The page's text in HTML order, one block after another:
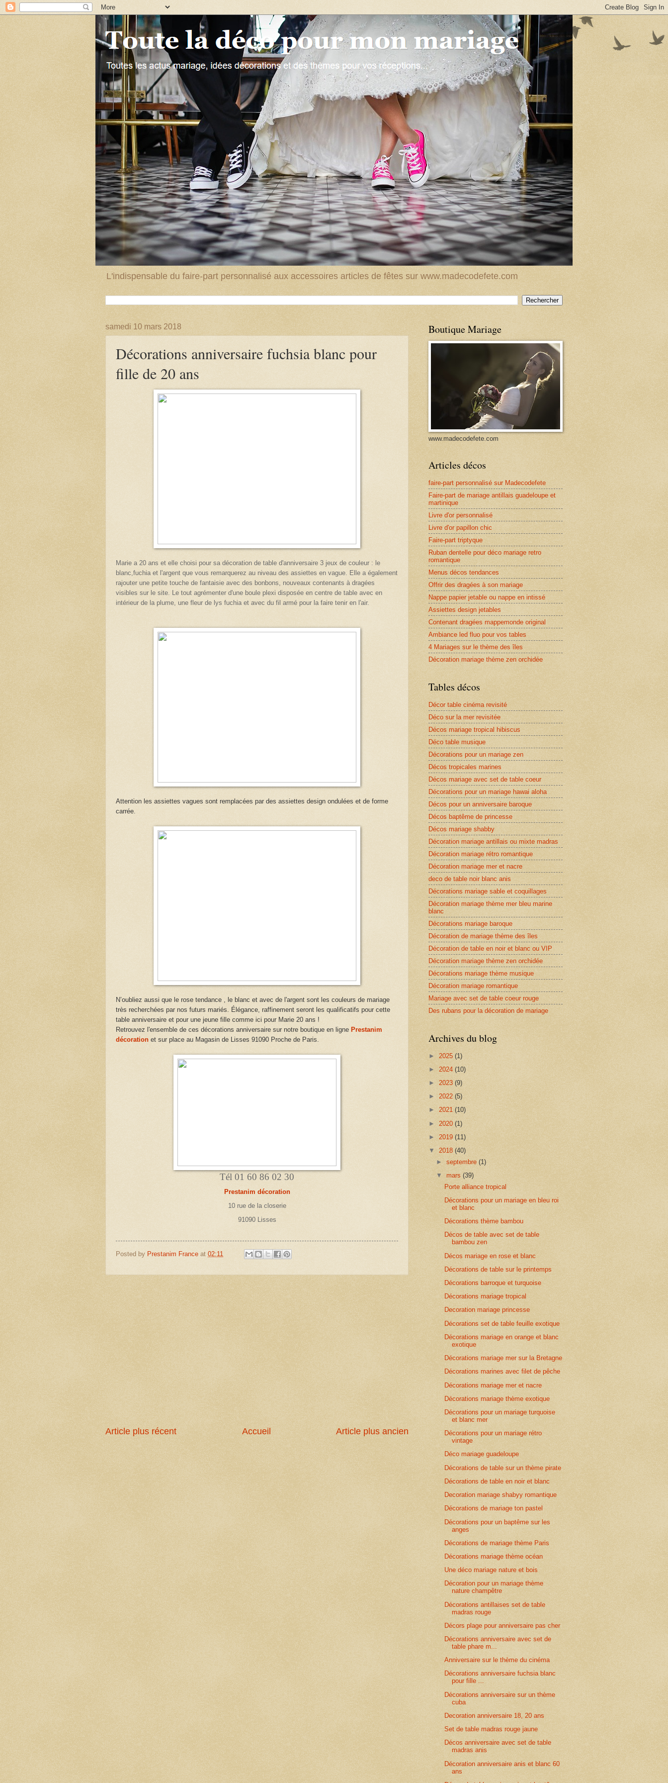
L'indispensable du faire-part personnalisé aux accessoires articles de fêtes sur www.madecodefete.com
samedi 10 mars 2018
Décorations anniversaire fuchsia blanc pour
fille de 20 ans
Marie a 20 ans et elle choisi pour sa décoration de table d'anniversaire 3 jeux de couleur : le
blanc,fuchia et l'argent que vous remarquerez au niveau des assiettes en vague . Elle a également
rajouter une petite touche de fantaisie avec des bonbons, nouveaux contenants à dragées
visibles sur le site. Le tout agrémenter d'une boule plexi disposée en centre de table avec en
intérieur de la plume, une fleur de lys fuchia et avec du fil armé pour la faire tenir en l'air.
Attention les assiettes vagues sont remplacées par des assiettes design ondulées et de forme
carrée.
N’oubliez aussi que le rose tendance , le blanc et avec de l'argent sont les couleurs de mariage
très recherchées par nos futurs mariés. Élégance, raffinement seront les qualificatifs pour cette
table anniversaire et pour une jeune fille comme ici pour Marie 20 ans !
Retrouvez l'ensemble de ces décorations anniversaire sur notre boutique en ligne Prestanim
décoration et sur place au Magasin de Lisses 91090 Proche de Paris.
Tél 01 60 86 02 30
Prestanim décoration
10 rue de la closerie
91090 Lisses
Posted by Prestanim France at 02:11
Article plus récent Article plus ancien
Accueil
Boutique Mariage
www.madecodefete.com
Articles décos
faire-part personnalisé sur Madecodefete
Faire-part de mariage antillais guadeloupe et
martinique
Livre d'or personnalisé
Livre d'or papillon chic
Faire-part triptyque
Ruban dentelle pour déco mariage retro
romantique
Menus décos tendances
Offrir des dragées à son mariage
Nappe papier jetable ou nappe en intissé
Assiettes design jetables
Contenant dragées mappemonde original
Ambiance led fluo pour vos tables
4 Mariages sur le thème des îles
Décoration mariage thème zen orchidée
Tables décos
Décor table cinéma revisité
Déco sur la mer revisitée
Décos mariage tropical hibiscus
Déco table musique
Décorations pour un mariage zen
Décos tropicales marines
Décos mariage avec set de table coeur
Décorations pour un mariage hawai aloha
Décos pour un anniversaire baroque
Décos baptême de princesse
Décos mariage shabby
Décoration mariage antillais ou mixte madras
Décoration mariage rétro romantique
Décoration mariage mer et nacre
deco de table noir blanc anis
Décorations mariage sable et coquillages
Décoration mariage thème mer bleu marine
blanc
Décorations mariage baroque
Décoration de mariage thème des îles
Décoration de table en noir et blanc ou VIP
Décoration mariage thème zen orchidée
Décorations mariage thème musique
Décoration mariage romantique
Mariage avec set de table coeur rouge
Des rubans pour la décoration de mariage
Archives du blog
► 2025 (1)
► 2024 (10)
► 2023 (9)
► 2022 (5)
► 2021 (10)
► 2020 (1)
► 2019 (11)
▼ 2018 (40)
►septembre(1)
▼mars(39)
Porte alliance tropical
Décorations pour un mariage en bleu roi
et blanc
Décorations thème bambou
Décos de table avec set de table
bambou zen
Décos mariage en rose et blanc
Décorations de table sur le printemps
Décorations barroque et turquoise
Décorations mariage tropical
Decoration mariage princesse
Décorations set de table feuille exotique
Décorations mariage en orange et blanc
exotique
Décorations mariage mer sur la Bretagne
Décorations marines avec filet de pêche
Décorations mariage mer et nacre
Décorations mariage thème exotique
Décorations pour un mariage turquoise
et blanc mer
Décorations pour un mariage rétro
vintage
Déco mariage guadeloupe
Décorations de table sur un thème pirate
Décorations de table en noir et blanc
Decoration mariage shabyy romantique
Décorations de mariage ton pastel
Décorations pour un baptême sur les
anges
Décorations de mariage thème Paris
Décorations mariage thème océan
Une déco mariage nature et bois
Décoration pour un mariage thème
nature champêtre
Décorations antillaises set de table
madras rouge
Décors plage pour anniversaire pas cher
Décorations anniversaire avec set de
table phare m...
Anniversaire sur le thème du cinéma
Décorations anniversaire fuchsia blanc
pour fille ...
Décorations anniversaire sur un thème
cuba
Decoration anniversaire 18, 20 ans
Set de table madras rouge jaune
Décos anniversaire avec set de table
madras anis
Décoration anniversaire anis et blanc 60
ans